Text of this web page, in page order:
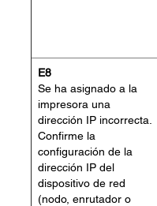
E8
Se ha asignado a la
impresora una
dirección IP incorrecta.
Confirme la
configuración de la
dirección IP del
dispositivo de red
(nodo, enrutador o